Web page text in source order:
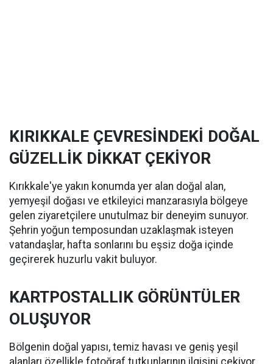
KIRIKKALE ÇEVRESİNDEKİ DOĞAL
GÜZELLİK DİKKAT ÇEKİYOR
Kırıkkale'ye yakın konumda yer alan doğal alan,
yemyeşil doğası ve etkileyici manzarasıyla bölgeye
gelen ziyaretçilere unutulmaz bir deneyim sunuyor.
Şehrin yoğun temposundan uzaklaşmak isteyen
vatandaşlar, hafta sonlarını bu eşsiz doğa içinde
geçirerek huzurlu vakit buluyor.
KARTPOSTALLIK GÖRÜNTÜLER
OLUŞUYOR
Bölgenin doğal yapısı, temiz havası ve geniş yeşil
alanları özellikle fotoğraf tutkunlarının ilgisini çekiyor.